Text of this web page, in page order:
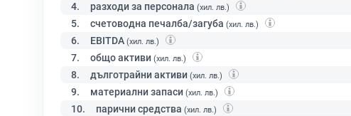
4. разходи за персонала (хил. лв.)
5. счетоводна печалба/загуба (хил. лв.)
6. EBITDA (хил. лв.)
7. общо активи (хил. лв.)
8. дълготрайни активи (хил. лв.)
9. материални запаси (хил. лв.)
10. парични средства (хил. лв.)